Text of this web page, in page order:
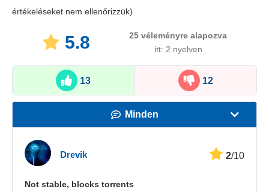
értékeléseket nem ellenőrizzük)
5.8 25 véleményre alapozva
itt: 2 nyelven
13 12
Minden
Drevik 2/10
Not stable, blocks torrents